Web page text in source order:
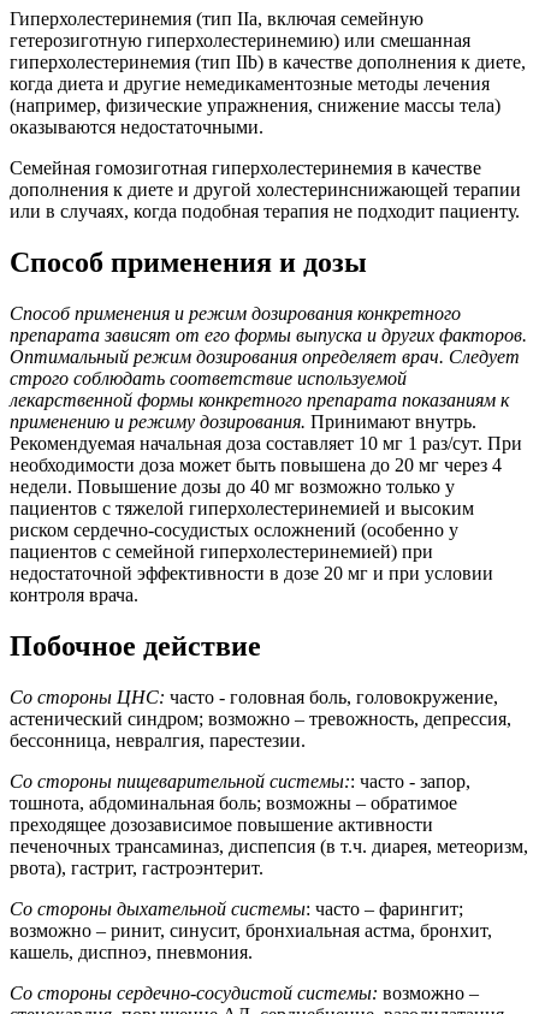
Гиперхолестеринемия (тип IIa, включая семейную
гетерозиготную гиперхолестеринемию) или смешанная
гиперхолестеринемия (тип IIb) в качестве дополнения к диете,
когда диета и другие немедикаментозные методы лечения
(например, физические упражнения, снижение массы тела)
оказываются недостаточными.
Семейная гомозиготная гиперхолестеринемия в качестве
дополнения к диете и другой холестеринснижающей терапии
или в случаях, когда подобная терапия не подходит пациенту.
Способ применения и дозы
Способ применения и режим дозирования конкретного
препарата зависят от его формы выпуска и других факторов.
Оптимальный режим дозирования определяет врач. Следует
строго соблюдать соответствие используемой
лекарственной формы конкретного препарата показаниям к
применению и режиму дозирования. Принимают внутрь.
Рекомендуемая начальная доза составляет 10 мг 1 раз/сут. При
необходимости доза может быть повышена до 20 мг через 4
недели. Повышение дозы до 40 мг возможно только у
пациентов с тяжелой гиперхолестеринемией и высоким
риском сердечно-сосудистых осложнений (особенно у
пациентов с семейной гиперхолестеринемией) при
недостаточной эффективности в дозе 20 мг и при условии
контроля врача.
Побочное действие
Со стороны ЦНС: часто - головная боль, головокружение,
астенический синдром; возможно – тревожность, депрессия,
бессонница, невралгия, парестезии.
Со стороны пищеварительной системы:: часто - запор,
тошнота, абдоминальная боль; возможны – обратимое
преходящее дозозависимое повышение активности
печеночных трансаминаз, диспепсия (в т.ч. диарея, метеоризм,
рвота), гастрит, гастроэнтерит.
Со стороны дыхательной системы: часто – фарингит;
возможно – ринит, синусит, бронхиальная астма, бронхит,
кашель, диспноэ, пневмония.
Со стороны сердечно-сосудистой системы: возможно –